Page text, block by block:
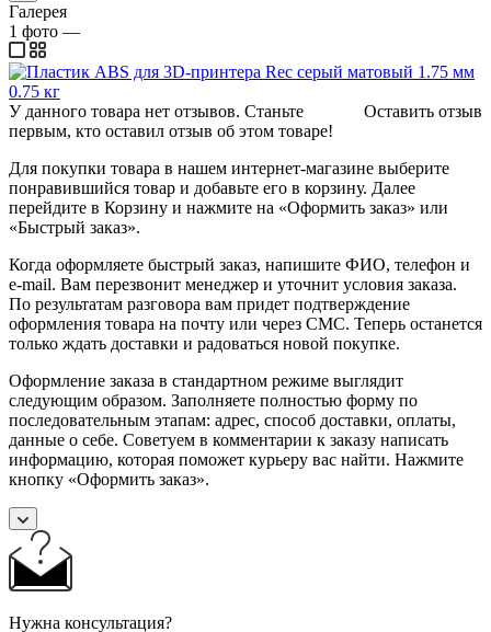
Галерея
1 фото —
Оставить отзыв
У данного товара нет отзывов. Станьте
первым, кто оставил отзыв об этом товаре!
Для покупки товара в нашем интернет-магазине выберите
понравившийся товар и добавьте его в корзину. Далее
перейдите в Корзину и нажмите на «Оформить заказ» или
«Быстрый заказ».
Когда оформляете быстрый заказ, напишите ФИО, телефон и
e-mail. Вам перезвонит менеджер и уточнит условия заказа.
По результатам разговора вам придет подтверждение
оформления товара на почту или через СМС. Теперь останется
только ждать доставки и радоваться новой покупке.
Оформление заказа в стандартном режиме выглядит
следующим образом. Заполняете полностью форму по
последовательным этапам: адрес, способ доставки, оплаты,
данные о себе. Советуем в комментарии к заказу написать
информацию, которая поможет курьеру вас найти. Нажмите
кнопку «Оформить заказ».
Нужна консультация?